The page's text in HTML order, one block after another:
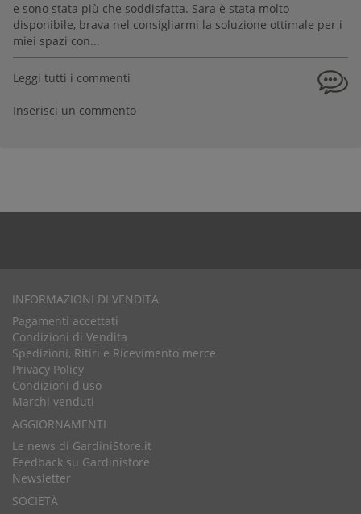
e sono stata più che soddisfatta. Sara è stata molto
disponibile, brava nel consigliarmi la soluzione ottimale per i
miei spazi con...
Leggi tutti i commenti
Inserisci un commento
INFORMAZIONI DI VENDITA
Pagamenti accettati
Condizioni di Vendita
Spedizioni, Ritiri e Ricevimento merce
Privacy Policy
Condizioni d'uso
Marchi venduti
AGGIORNAMENTI
Le news di GardiniStore.it
Feedback su Gardinistore
Newsletter
SOCIETÀ